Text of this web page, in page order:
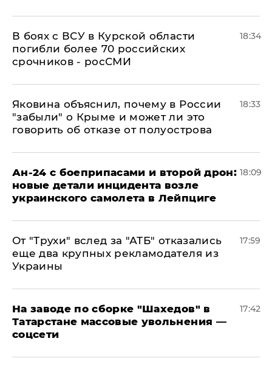
В боях с ВСУ в Курской области
погибли более 70 российских
срочников - росСМИ
18:34
Яковина объяснил, почему в России
"забыли" о Крыме и может ли это
говорить об отказе от полуострова
18:33
Ан-24 с боеприпасами и второй дрон:
новые детали инцидента возле
украинского самолета в Лейпциге
18:09
От "Трухи" вслед за "АТБ" отказались
еще два крупных рекламодателя из
Украины
17:59
На заводе по сборке "Шахедов" в
Татарстане массовые увольнения —
соцсети
17:42